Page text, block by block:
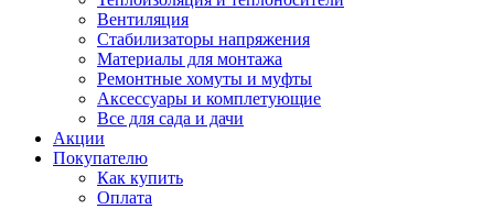
Вентиляция
Стабилизаторы напряжения
Материалы для монтажа
Ремонтные хомуты и муфты
Аксессуары и комплетующие
Все для сада и дачи
Акции
Покупателю
Как купить
Оплата